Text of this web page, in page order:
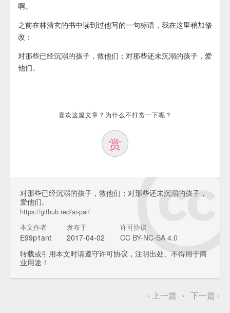
啊。
之前在林清玄的书中读到过他写的一句标语，我在这里稍加修
改：
对那些已经沉溺的孩子，救他们；对那些还未沉溺的孩子，爱
他们。
喜欢这篇文章？为什么不打赏一下呢？
赏
对那些已经沉溺的孩子，救他们；对那些还未沉溺的孩子，
爱他们。
https://github.red/ai-pai/
本文作者
E99p1ant
发布于
2017-04-02
许可协议
CC BY-NC-SA 4.0
转载或引用本文时请遵守许可协议，注明出处、不得用于商
业用途！
‹ 上一篇 • 下一篇 ›